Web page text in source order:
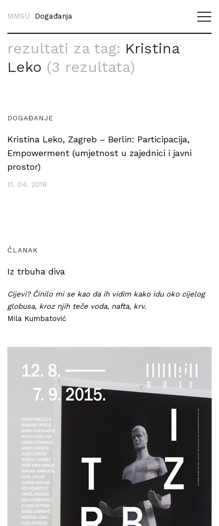
MMSU Događanja
rezultati za tag: Kristina
Leko (3 rezultata)
DOGAĐANJE
Kristina Leko, Zagreb – Berlin: Participacija,
Empowerment (umjetnost u zajednici i javni
prostor)
11. 04. 2018
ČLANAK
Iz trbuha diva
Cijevi? Činilo mi se kao da ih vidim kako idu oko cijelog
globusa, kroz njih teče voda, nafta, krv.
Mila Kumbatović